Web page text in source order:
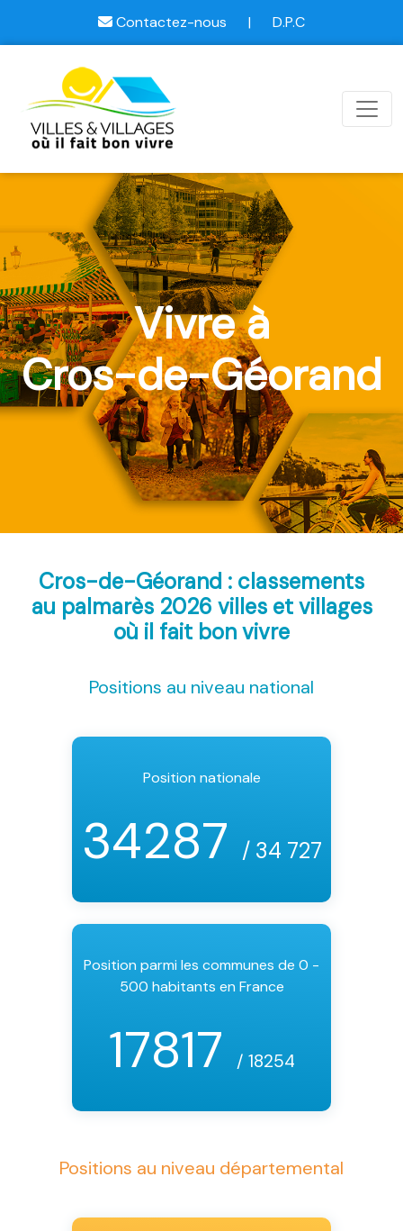
Contactez-nous | D.P.C
Vivre à
Cros-de-Géorand
Cros-de-Géorand : classements
au palmarès 2026 villes et villages
où il fait bon vivre
Positions au niveau national
Position nationale
34287 / 34 727
Position parmi les communes de 0 -
500 habitants en France
17817 / 18254
Positions au niveau départemental